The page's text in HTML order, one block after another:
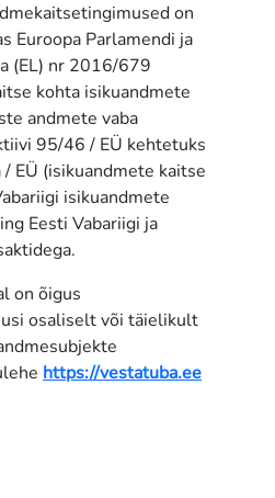
on
Euroopa Parlamendi ja
(EL) nr 2016/679
kohta isikuandmete
andmete vaba
95/46 / EÜ kehtetuks
EÜ (isikuandmete kaitse
isikuandmete
Eesti Vabariigi ja
on õigus
osaliselt või täielikult
https://vestatuba.ee